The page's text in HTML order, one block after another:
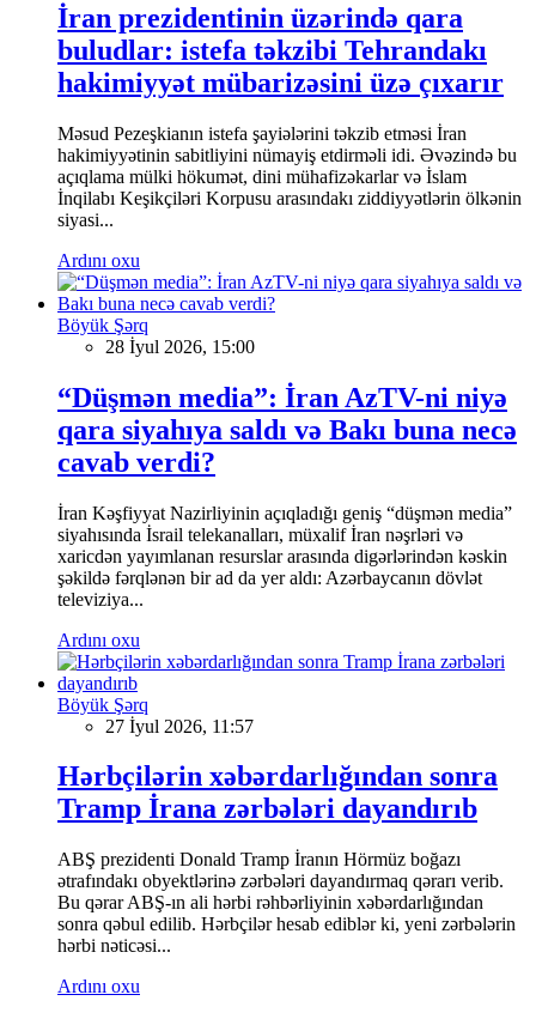
İran prezidentinin üzərində qara
buludlar: istefa təkzibi Tehrandakı
hakimiyyət mübarizəsini üzə çıxarır
Məsud Pezeşkianın istefa şayiələrini təkzib etməsi İran
hakimiyyətinin sabitliyini nümayiş etdirməli idi. Əvəzində bu
açıqlama mülki hökumət, dini mühafizəkarlar və İslam
İnqilabı Keşikçiləri Korpusu arasındakı ziddiyyətlərin ölkənin
siyasi...
Ardını oxu
Böyük Şərq
28 İyul 2026, 15:00
“Düşmən media”: İran AzTV-ni niyə
qara siyahıya saldı və Bakı buna necə
cavab verdi?
İran Kəşfiyyat Nazirliyinin açıqladığı geniş “düşmən media”
siyahısında İsrail telekanalları, müxalif İran nəşrləri və
xaricdən yayımlanan resurslar arasında digərlərindən kəskin
şəkildə fərqlənən bir ad da yer aldı: Azərbaycanın dövlət
televiziya...
Ardını oxu
Böyük Şərq
27 İyul 2026, 11:57
Hərbçilərin xəbərdarlığından sonra
Tramp İrana zərbələri dayandırıb
ABŞ prezidenti Donald Tramp İranın Hörmüz boğazı
ətrafındakı obyektlərinə zərbələri dayandırmaq qərarı verib.
Bu qərar ABŞ-ın ali hərbi rəhbərliyinin xəbərdarlığından
sonra qəbul edilib. Hərbçilər hesab ediblər ki, yeni zərbələrin
hərbi nəticəsi...
Ardını oxu